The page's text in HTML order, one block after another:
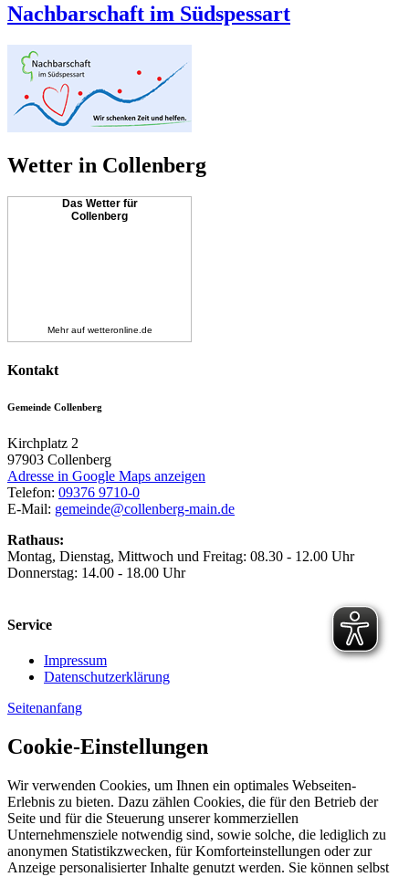
Nachbarschaft im Südspessart
Wetter in Collenberg
Das Wetter für
Collenberg
Mehr auf wetteronline.de
Kontakt
Gemeinde Collenberg
Kirchplatz 2
97903 Collenberg
Adresse in Google Maps anzeigen
Telefon: 09376 9710-0
E-Mail: gemeinde@collenberg-main.de
Rathaus:
Montag, Dienstag, Mittwoch und Freitag: 08.30 - 12.00 Uhr
Donnerstag: 14.00 - 18.00 Uhr
Service
Impressum
Datenschutzerklärung
Seitenanfang
Cookie-Einstellungen
Wir verwenden Cookies, um Ihnen ein optimales Webseiten-
Erlebnis zu bieten. Dazu zählen Cookies, die für den Betrieb der
Seite und für die Steuerung unserer kommerziellen
Unternehmensziele notwendig sind, sowie solche, die lediglich zu
anonymen Statistikzwecken, für Komforteinstellungen oder zur
Anzeige personalisierter Inhalte genutzt werden. Sie können selbst